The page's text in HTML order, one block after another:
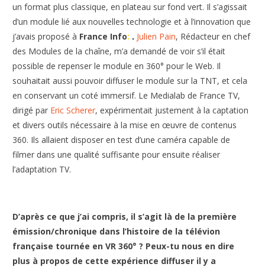
un format plus classique, en plateau sur fond vert. Il s’agissait
d’un module lié aux nouvelles technologie et à l’innovation que
j’avais proposé à France Info: . Julien Pain, Rédacteur en chef
des Modules de la chaîne, m’a demandé de voir s’il était
possible de repenser le module en 360° pour le Web. Il
souhaitait aussi pouvoir diffuser le module sur la TNT, et cela
en conservant un coté immersif. Le Medialab de France TV,
dirigé par Eric Scherer, expérimentait justement à la captation
et divers outils nécessaire à la mise en œuvre de contenus
360. Ils allaient disposer en test d’une caméra capable de
filmer dans une qualité suffisante pour ensuite réaliser
l’adaptation TV.
D’après ce que j’ai compris, il s’agit là de la première
émission/chronique dans l’histoire de la télévion
française tournée en VR 360° ? Peux-tu nous en dire
plus à propos de cette expérience diffuser il y a